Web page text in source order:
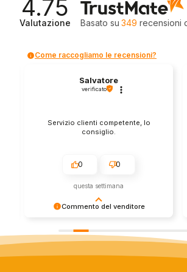
4.75
Valutazione Basato su 349 recensioni
Come raccogliamo le recensioni?
Commento del venditore
lieti che l'acquisto sia andato liscio,
giusto a clienti così fantastici. Grazie
Salvatore
verificato
Servizio clienti competente, lo
consiglio.
0 0
questa settimana